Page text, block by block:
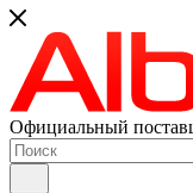
Официальный